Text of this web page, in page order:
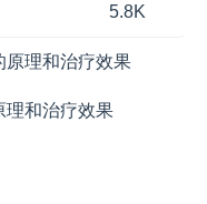
5.8K
理和治疗效果